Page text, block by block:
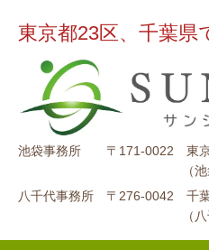
東京都23区、千葉
池袋事務所 〒171-0022 東京都
（池袋駅東口徒歩6分
八千代事務所 〒276-0042 千葉
（八千代中央駅